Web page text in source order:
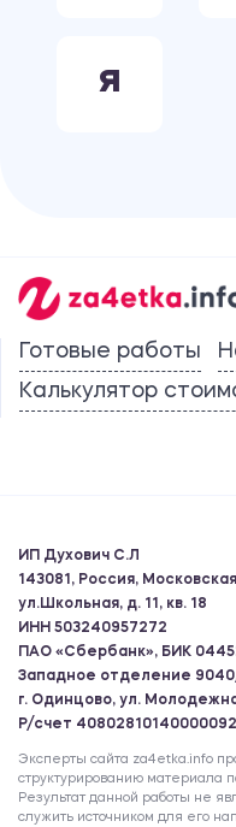
Я
Готовые работы
Калькулятор
ИП Духович С.Л
143081, Россия,
ул.Школьная, д. 11, кв. 18
ИНН 503240957272
ПАО «Сбербанк», БИК
Западное отделение
г. Одинцово, ул.
Р/счет
Эксперты сайта za4etka.info
структурированию материала
Результат данной работы не
служить источником для его